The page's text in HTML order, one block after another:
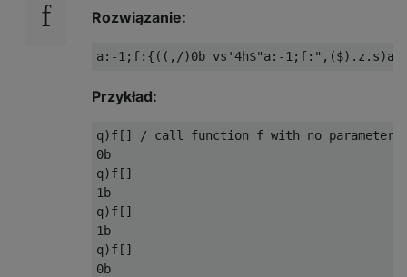
Rozwiązanie:
Przykład:
q)f[] / call function f with no parameters
0b
q)f[]
1b
q)f[]
1b
q)f[]
0b